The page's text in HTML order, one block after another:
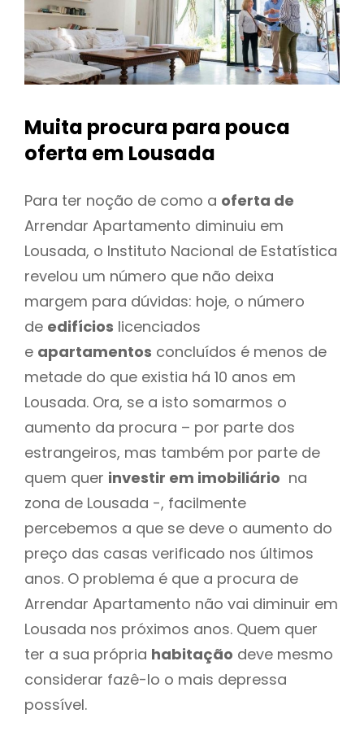
Muita procura para pouca
oferta em Lousada
Para ter noção de como a oferta de
Arrendar Apartamento diminuiu em
Lousada, o Instituto Nacional de Estatística
revelou um número que não deixa
margem para dúvidas: hoje, o número
de edifícios licenciados
e apartamentos concluídos é menos de
metade do que existia há 10 anos em
Lousada. Ora, se a isto somarmos o
aumento da procura – por parte dos
estrangeiros, mas também por parte de
quem quer investir em imobiliário na
zona de Lousada -, facilmente
percebemos a que se deve o aumento do
preço das casas verificado nos últimos
anos. O problema é que a procura de
Arrendar Apartamento não vai diminuir em
Lousada nos próximos anos. Quem quer
ter a sua própria habitação deve mesmo
considerar fazê-lo o mais depressa
possível.